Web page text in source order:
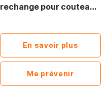
rechange pour couteau
durs
En savoir plus
Me prévenir